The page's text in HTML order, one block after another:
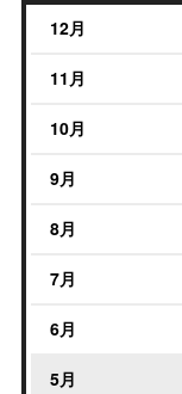
12月
11月
10月
9月
8月
7月
6月
5月